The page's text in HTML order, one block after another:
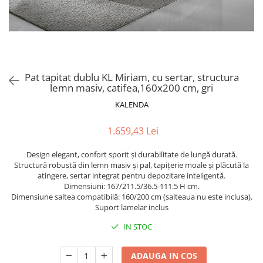
Saltele Pocket
Saltele cu arcuri impachetate
individual
Saltele Memory Pocket
Saltele Latex
Saltele Memory
Saltele 140x200
Noptiere
Paturi
Scaune pentru living
Seturi comode living si vitrine
Mobilier birou
Scaune ergonomice
Etajere Birou
Scaune pentru vizitatori
Scaune birou
Scaune birou copii
Scaune resigilate
Pat tapitat dublu KL Miriam, cu sertar, structura
lemn masiv, catifea,160x200 cm, gri
KALENDA
1.659,43 Lei
Design elegant, confort sporit și durabilitate de lungă durată.
Structură robustă din lemn masiv și pal, tapițerie moale și plăcută la
atingere, sertar integrat pentru depozitare inteligentă.
Dimensiuni: 167/211.5/36.5-111.5 H cm.
Dimensiune saltea compatibilă: 160/200 cm (salteaua nu este inclusa).
Suport lamelar inclus
IN STOC
ADAUGA IN COS